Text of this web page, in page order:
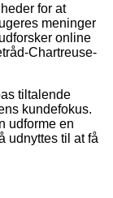
for at
meninger
online
Chartreuse-
tiltalende
kundefokus.
udforme en
udnyttes til at få